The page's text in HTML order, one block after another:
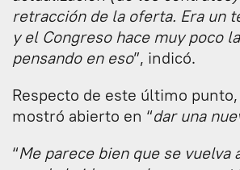
retracción de la oferta. Era un
y el Congreso hace muy poco
pensando en eso”, indicó.
Respecto de este último
mostró abierto en “dar una
“Me parece bien que se vuelva